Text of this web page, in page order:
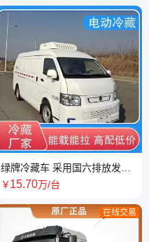
绿牌冷藏车 采用国六排放发动
机 配送新鲜蔬菜水果 面包式
￥15.70万/台
在线交易